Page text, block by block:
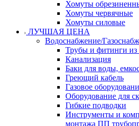
Хомуты
Хомуты червячные
Хомуты силовые
ЛУЧШАЯ ЦЕНА
Водоснабжение/
Трубы и фитинги из
Канализация
Баки для воды,
Греющий кабель
Газовое
Оборудование для
Гибкие подводки
Инструменты и
монтажа ПП